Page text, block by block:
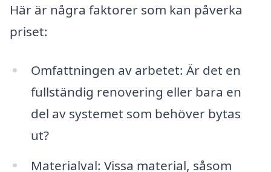
Här är några faktorer som kan påverka
priset:
Omfattningen av arbetet: Är det en
fullständig renovering eller bara en
del av systemet som behöver bytas
ut?
Materialval: Vissa material, såsom